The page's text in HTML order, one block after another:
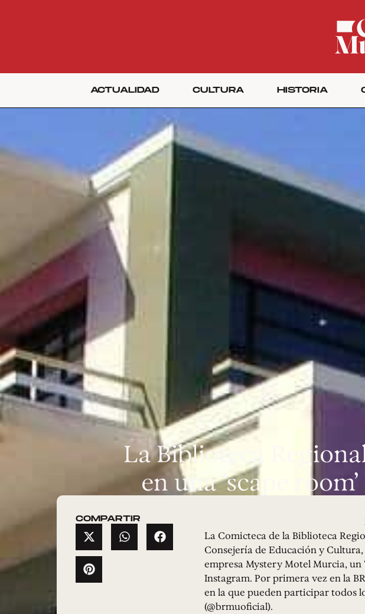
ACTUALIDAD CULTURA HISTORIA
La Biblioteca
en una ‘scape
COMPARTIR
La Comicteca de la Biblioteca
Consejería de Educación y
empresa Mystery Motel Murcia, un
Instagram. Por primera vez en la
en la que pueden participar todos
(@brmuoficial).